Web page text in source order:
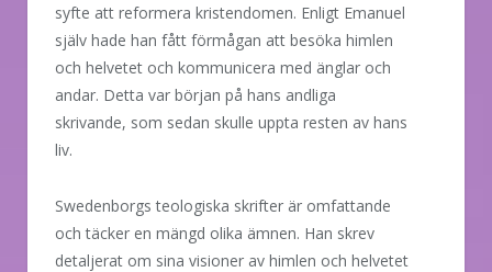
syfte att reformera kristendomen. Enligt Emanuel
själv hade han fått förmågan att besöka himlen
och helvetet och kommunicera med änglar och
andar. Detta var början på hans andliga
skrivande, som sedan skulle uppta resten av hans
liv.
Swedenborgs teologiska skrifter är omfattande
och täcker en mängd olika ämnen. Han skrev
detaljerat om sina visioner av himlen och helvetet